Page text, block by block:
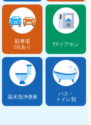
駐車場
2台あり
TVドアホン
温水洗浄便座
バス・
トイレ別